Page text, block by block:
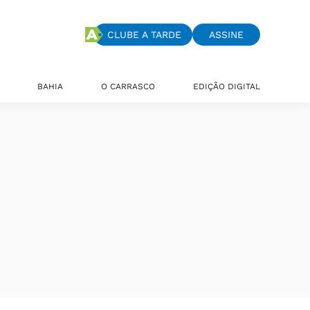
CLUBE A TARDE ASSINE
BAHIA O CARRASCO EDIÇÃO DIGITAL